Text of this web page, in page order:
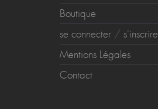
Boutique
se connecter / s'inscrire
Mentions Légales
Contact